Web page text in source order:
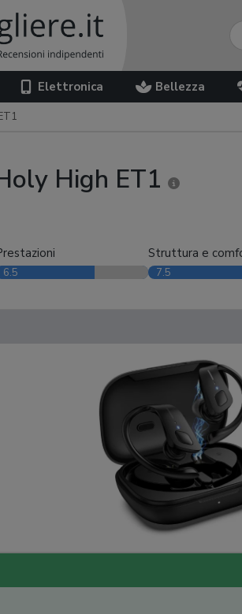
Elettronica Bellezza
High ET1
6.5
Struttura e
7.5